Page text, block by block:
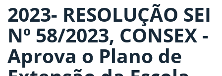
2023- RESOLUÇÃO SEI
Nº 58/2023, CONSEX -
Aprova o Plano de